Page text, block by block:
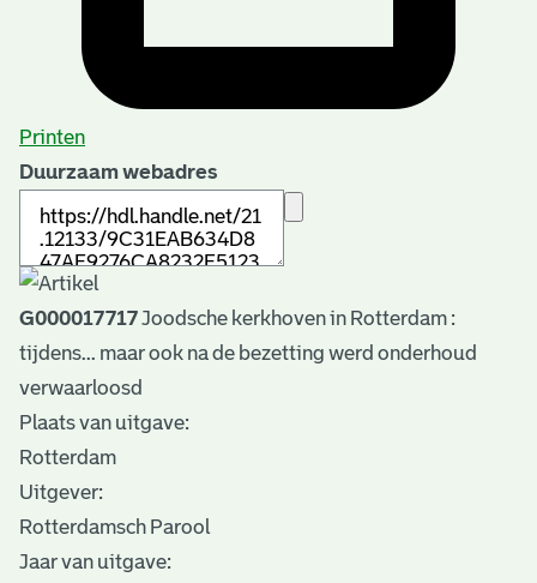
Printen
Duurzaam webadres
G000017717Joodsche kerkhoven in Rotterdam :
tijdens... maar ook na de bezetting werd onderhoud
verwaarloosd
Plaats van uitgave:
Rotterdam
Uitgever:
Rotterdamsch Parool
Jaar van uitgave: